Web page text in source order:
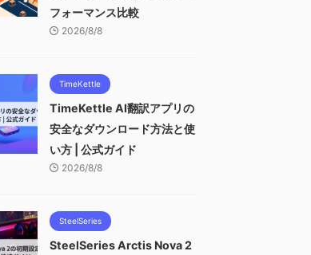
フォーマンス比較
2026/8/8
TimeKettle
TimeKettle AI翻訳アプリの
安全なダウンロード方法と使
い方 | 公式ガイド
2026/8/8
SteelSeries
SteelSeries Arctis Nova 2